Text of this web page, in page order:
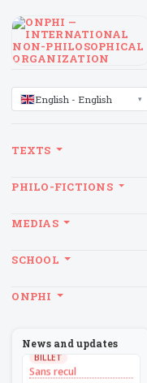
LANGUAGE
English - English
TEXTS
PHILO-FICTIONS
MEDIAS
SCHOOL
ONPHI
News and updates
BILLET
Sans recul